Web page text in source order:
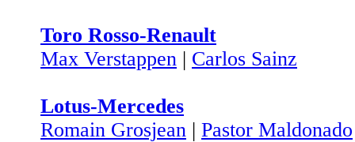
Toro Rosso-Renault
Max Verstappen | Carlos Sainz
Lotus-Mercedes
Romain Grosjean | Pastor Maldonado